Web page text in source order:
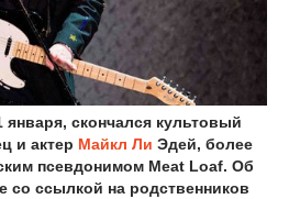
скончался культовый
и актер Майкл Ли Эдей, более
псевдонимом Meat Loaf. Об
со ссылкой на родственников